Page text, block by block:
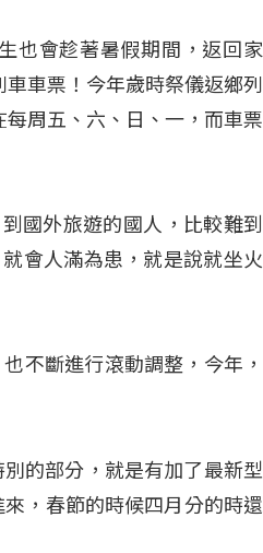
也會趁著暑假期間，返回家
車票！今年歲時祭儀返鄉列
周五、六、日、一，而車票
國外旅遊的國人，比較難到
會人滿為患，就是說就坐火
不斷進行滾動調整，今年，
的部分，就是有加了最新型
，春節的時候四月分的時還